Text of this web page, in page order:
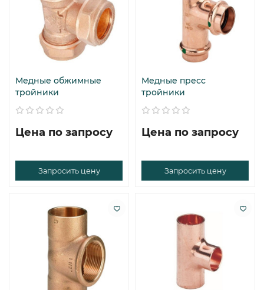
Медные обжимные
тройники
Цена по запросу
Запросить цену
Медные пресс
тройники
Цена по запросу
Запросить цену